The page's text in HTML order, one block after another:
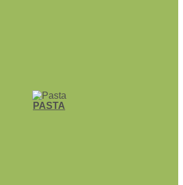
PASTA